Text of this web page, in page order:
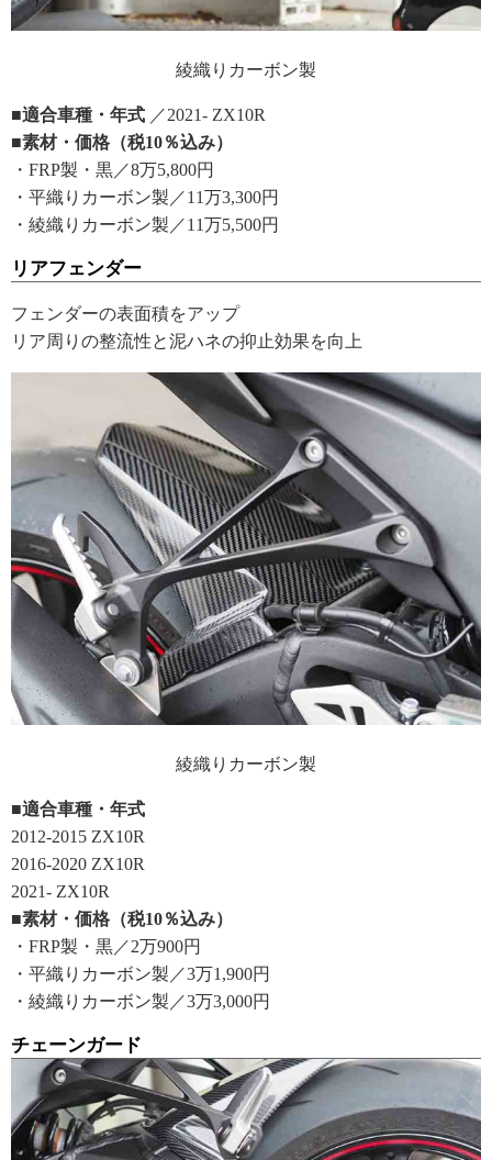
綾織りカーボン製
■適合車種・年式 ／2021- ZX10R
■素材・価格（税10％込み）
・FRP製・黒／8万5,800円
・平織りカーボン製／11万3,300円
・綾織りカーボン製／11万5,500円
リアフェンダー
フェンダーの表面積をアップ
リア周りの整流性と泥ハネの抑止効果を向上
綾織りカーボン製
■適合車種・年式
2012-2015 ZX10R
2016-2020 ZX10R
2021- ZX10R
■素材・価格（税10％込み）
・FRP製・黒／2万900円
・平織りカーボン製／3万1,900円
・綾織りカーボン製／3万3,000円
チェーンガード